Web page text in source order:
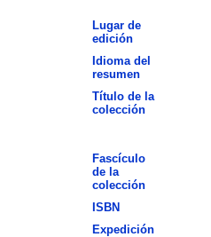
Lugar de
edición
Idioma del
resumen
Título de la
colección
Fascículo
de la
colección
ISBN
Expedición